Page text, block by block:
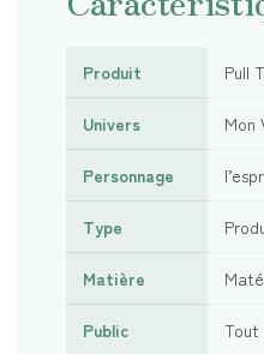
Produit Pull
Univers Mon
Personnage
Type
Matière
Public Tout